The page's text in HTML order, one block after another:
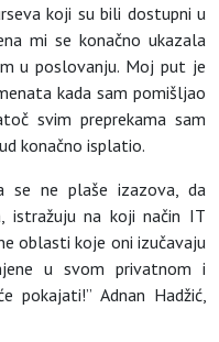
koji su bili dostupni u
mi se konačno ukazala
u poslovanju. Moj put je
kada sam pomišljao
svim preprekama sam
konačno isplatio.
se ne plaše izazova, da
istražuju na koji način IT
oblasti koje oni izučavaju
u svom privatnom i
pokajati!” Adnan Hadžić,